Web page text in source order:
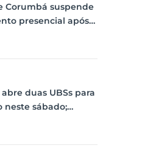
Corumbá suspende
presencial após
de energia
duas UBSs para
neste sábado;
atendimento